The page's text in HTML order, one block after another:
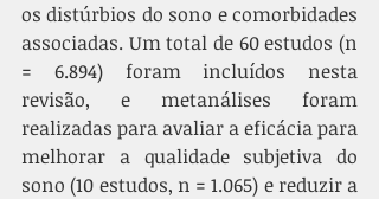
os distúrbios do sono e comorbidades
associadas. Um total de 60 estudos (n
= 6.894) foram incluídos nesta
revisão, e metanálises foram
realizadas para avaliar a eficácia para
melhorar a qualidade subjetiva do
sono (10 estudos, n = 1.065) e reduzir a